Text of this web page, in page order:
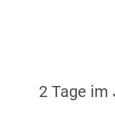
2 Tage